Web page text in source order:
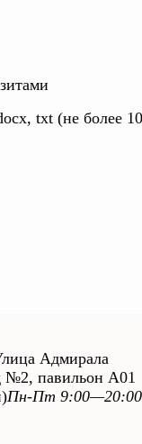
txt (не более
Адмирала
№2, павильон А01
Пн-Пт